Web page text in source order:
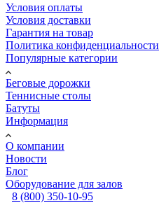
Условия оплаты
Условия доставки
Гарантия на товар
Политика конфиденциальности
Популярные категории
Беговые дорожки
Теннисные столы
Батуты
Информация
О компании
Новости
Блог
Оборудование для залов
8 (800) 350-10-95